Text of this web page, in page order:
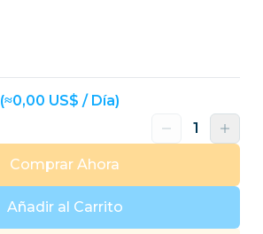
(≈0,00 US$ / Día)
Añadir al Carrito
Comprar Ahora